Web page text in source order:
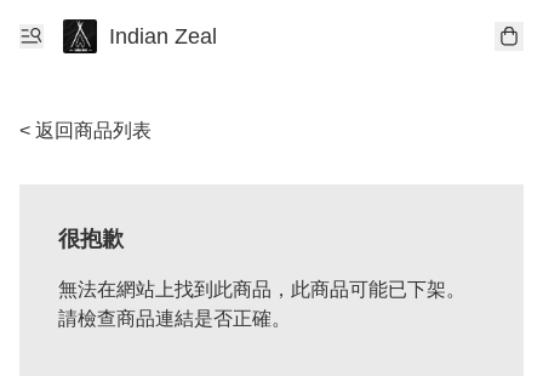
Indian Zeal
< 返回商品列表
很抱歉
無法在網站上找到此商品，此商品可能已下架。
請檢查商品連結是否正確。